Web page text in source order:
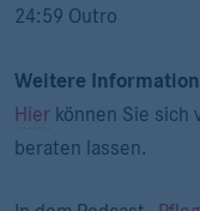
24:59 Outro
Weitere
Hier können Sie sich
beraten lassen.